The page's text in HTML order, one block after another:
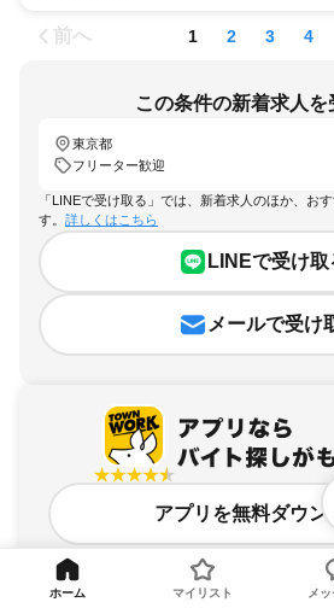
前へ 1 2 3 4
この条件の新着求人を
東京都
フリーター歓迎
「LINEで受け取る」では、新着求人のほか、お
す。 詳しくはこちら
LINEで受け取
メールで受け
アプリを無料ダウン
ホーム マイリスト メ